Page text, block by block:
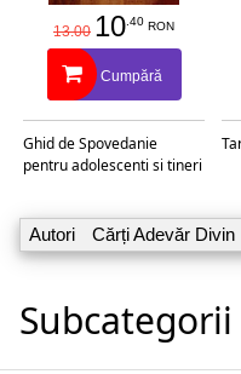
13.00 10 .40 RON
Cumpără
Ghid de Spovedanie
pentru adolescenti si tineri
Autori Cărți Adevăr Divin
Subcategorii